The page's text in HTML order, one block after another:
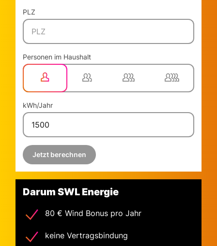
Darum SWL Energie
80 € Wind Bonus pro Jahr
keine Vertragsbindung
PLZ
Personen im Haushalt
1 Person 2 Personen3 Personen4 Personen
kWh/Jahr
Jetzt berechnen